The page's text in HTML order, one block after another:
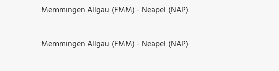
Memmingen Allgäu (FMM) - Neapel (NAP)
Memmingen Allgäu (FMM) - Neapel (NAP)